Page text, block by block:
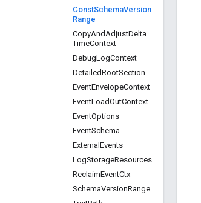
ConstSchemaVersion
Range
CopyAndAdjustDelta
TimeContext
DebugLogContext
DetailedRootSection
EventEnvelopeContext
EventLoadOutContext
EventOptions
EventSchema
External Events
LogStorageResources
ReclaimEventCtx
SchemaVersionRange